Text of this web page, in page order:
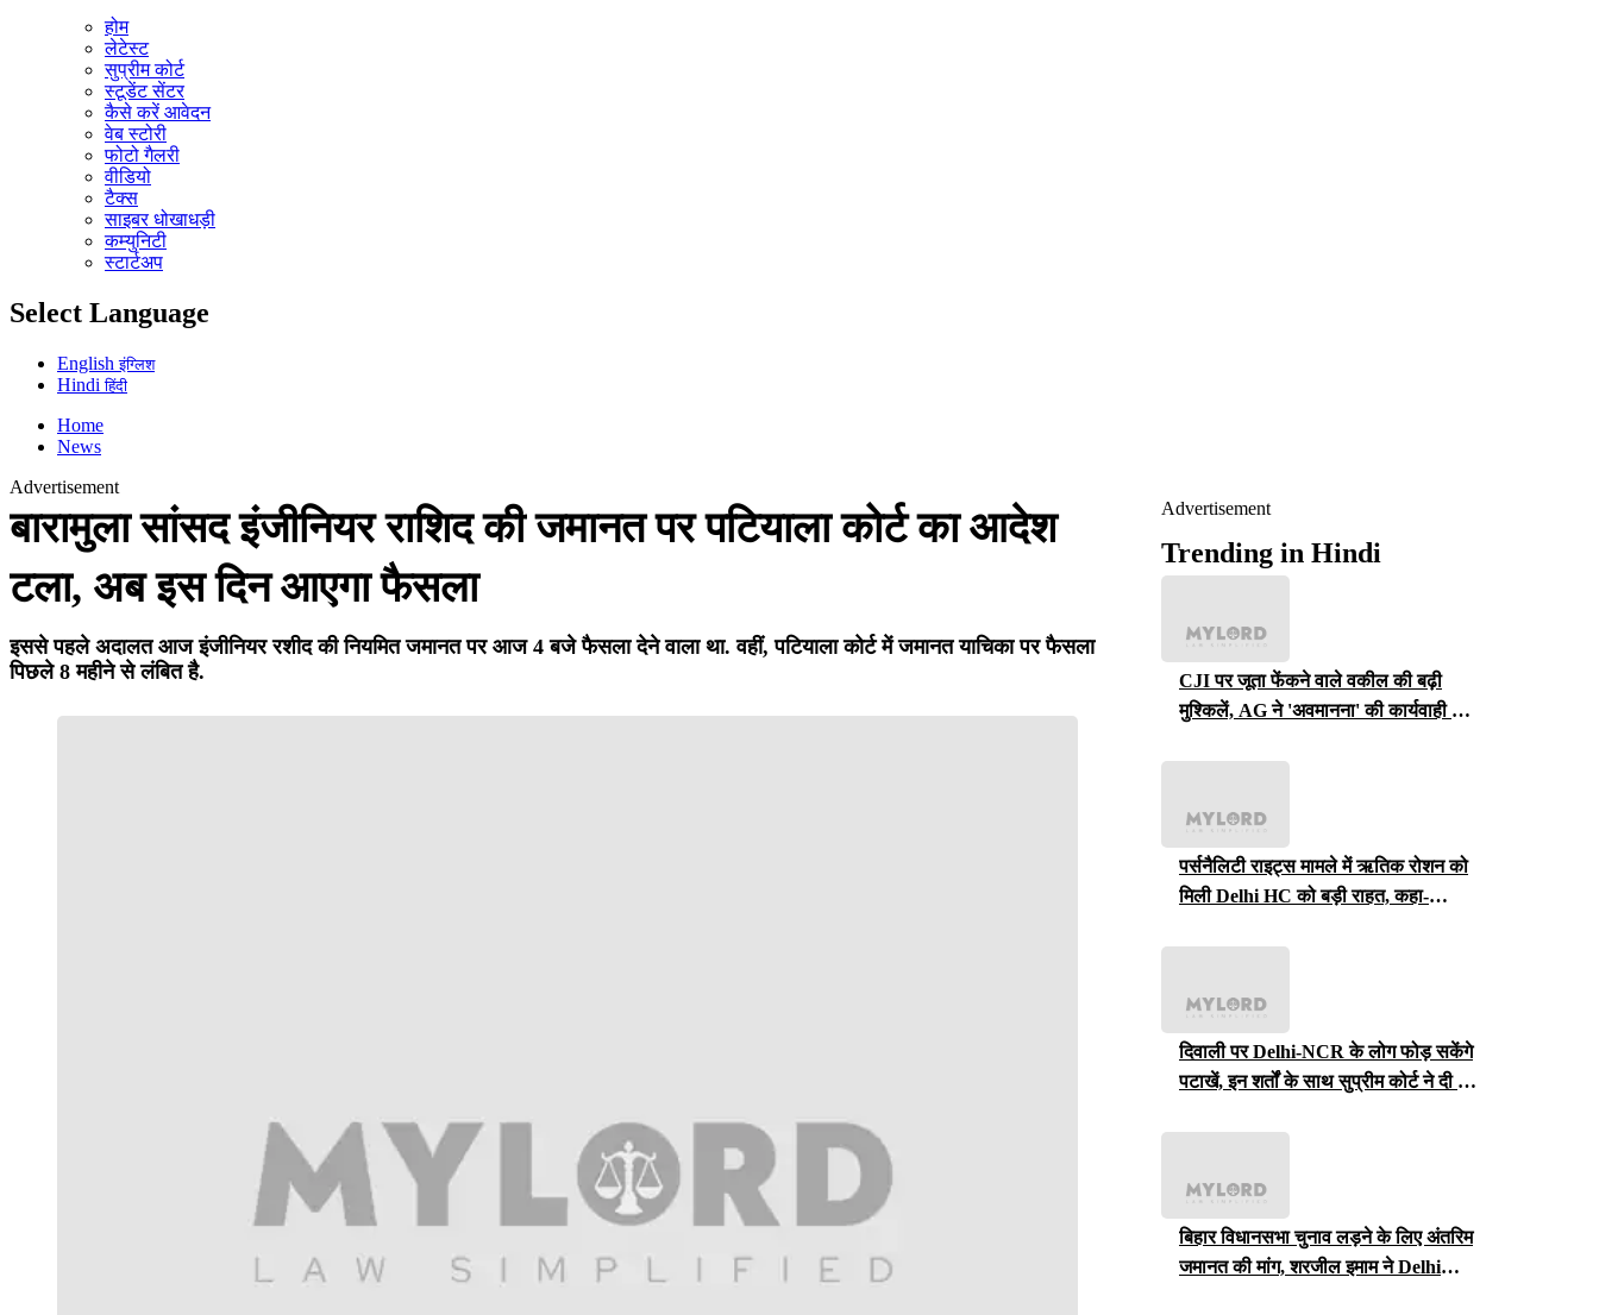
होम
लेटेस्ट
सुप्रीम कोर्ट
स्टूडेंट सेंटर
कैसे करें आवेदन
वेब स्टोरी
फोटो गैलरी
वीडियो
टैक्स
साइबर धोखाधड़ी
कम्युनिटी
स्टार्टअप
Select Language
Englishइंग्लिश
Hindiहिंदी
Home
News
Advertisement
बारामुला सांसद इंजीनियर राशिद की जमानत पर पटियाला कोर्ट का आदेश
टला, अब इस दिन आएगा फैसला
इससे पहले अदालत आज इंजीनियर रशीद की नियमित जमानत पर आज 4 बजे फैसला देने वाला था. वहीं, पटियाला कोर्ट में जमानत याचिका पर फैसला
पिछले 8 महीने से लंबित है.
Advertisement
Trending in Hindi
CJI पर जूता फेंकने वाले वकील की बढ़ी
मुश्किलें, AG ने 'अवमानना' की कार्यवाही शुरू
पर्सनैलिटी राइट्स मामले में ऋतिक रोशन को
मिली Delhi HC को बड़ी राहत, कहा-
दिवाली पर Delhi-NCR के लोग फोड़ सकेंगे
पटाखें, इन शर्तों के साथ सुप्रीम कोर्ट ने दी ये
बिहार विधानसभा चुनाव लड़ने के लिए अंतरिम
जमानत की मांग, शरजील इमाम ने Delhi